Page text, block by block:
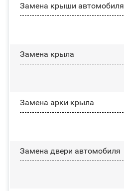
Замена крыши автомобиля
Замена крыла
Замена арки крыла
Замена двери автомобиля